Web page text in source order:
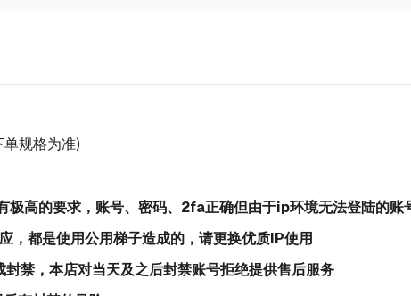
规格为准)
极高的要求，账号、密码、2fa正确但由于ip环境无法登陆的
都是使用公用梯子造成的，请更换优质IP使用
禁，本店对当天及之后封禁账号拒绝提供售后服务